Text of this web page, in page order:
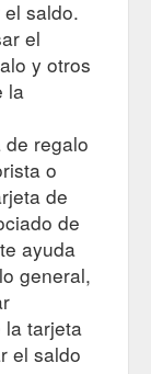
saldo.
el
y otros
la
regalo
o
de
de
ayuda
general,
la tarjeta
el saldo